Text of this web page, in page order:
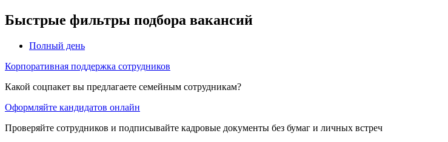
Быстрые фильтры подбора вакансий
Полный день
Корпоративная поддержка сотрудников
Какой соцпакет вы предлагаете семейным сотрудникам?
Оформляйте кандидатов онлайн
Проверяйте сотрудников и подписывайте кадровые документы без бумаг и личных встреч